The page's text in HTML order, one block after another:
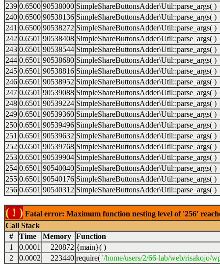
239 0.6500 90538000 SimpleShareButtonsAdder\Util::parse_args( )
240 0.6500 90538136 SimpleShareButtonsAdder\Util::parse_args( )
241 0.6500 90538272 SimpleShareButtonsAdder\Util::parse_args( )
242 0.6501 90538408 SimpleShareButtonsAdder\Util::parse_args( )
243 0.6501 90538544 SimpleShareButtonsAdder\Util::parse_args( )
244 0.6501 90538680 SimpleShareButtonsAdder\Util::parse_args( )
245 0.6501 90538816 SimpleShareButtonsAdder\Util::parse_args( )
246 0.6501 90538952 SimpleShareButtonsAdder\Util::parse_args( )
247 0.6501 90539088 SimpleShareButtonsAdder\Util::parse_args( )
248 0.6501 90539224 SimpleShareButtonsAdder\Util::parse_args( )
249 0.6501 90539360 SimpleShareButtonsAdder\Util::parse_args( )
250 0.6501 90539496 SimpleShareButtonsAdder\Util::parse_args( )
251 0.6501 90539632 SimpleShareButtonsAdder\Util::parse_args( )
252 0.6501 90539768 SimpleShareButtonsAdder\Util::parse_args( )
253 0.6501 90539904 SimpleShareButtonsAdder\Util::parse_args( )
254 0.6501 90540040 SimpleShareButtonsAdder\Util::parse_args( )
255 0.6501 90540176 SimpleShareButtonsAdder\Util::parse_args( )
256 0.6501 90540312 SimpleShareButtonsAdder\Util::parse_args( )
( ! ) Fatal error: Maximum function nesting level of '256'
Call Stack
#
Time Memory Function
1
0.0001 220872 {main}( )
2
0.0002 223440 require( '/home/users/2/66-lab/web/risakojo/